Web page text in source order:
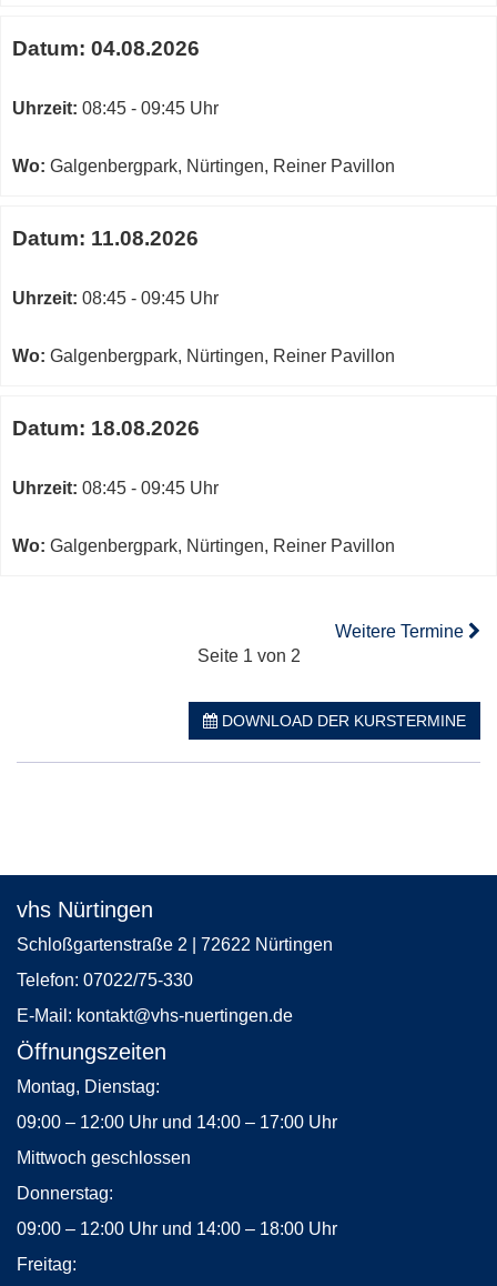
Datum: 04.08.2026
Uhrzeit: 08:45 - 09:45 Uhr
Wo: Galgenbergpark, Nürtingen, Reiner Pavillon
Datum: 11.08.2026
Uhrzeit: 08:45 - 09:45 Uhr
Wo: Galgenbergpark, Nürtingen, Reiner Pavillon
Datum: 18.08.2026
Uhrzeit: 08:45 - 09:45 Uhr
Wo: Galgenbergpark, Nürtingen, Reiner Pavillon
Weitere Termine
Seite 1 von 2
DOWNLOAD DER KURSTERMINE
vhs Nürtingen
Schloßgartenstraße 2 | 72622 Nürtingen
Telefon: 07022/75-330
E-Mail: kontakt@vhs-nuertingen.de
Öffnungszeiten
Montag, Dienstag:
09:00 – 12:00 Uhr und 14:00 – 17:00 Uhr
Mittwoch geschlossen
Donnerstag:
09:00 – 12:00 Uhr und 14:00 – 18:00 Uhr
Freitag: